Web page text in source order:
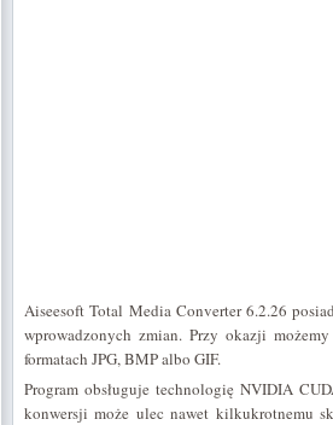
Aiseesoft Total Media Converter 6.2.26
wprowadzonych zmian. Przy okazji
formatach JPG, BMP albo GIF.
Program obsługuje technologię NVIDIA
konwersji może ulec nawet kilkukrotnemu